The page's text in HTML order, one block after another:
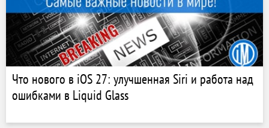
Что нового в iOS 27: улучшенная Siri и работа над
ошибками в Liquid Glass